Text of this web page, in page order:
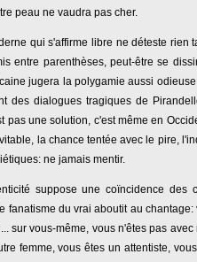
peau ne vaudra pas cher.
qui s'affirme libre ne déteste
entre parenthèses, peut-être se
jugera la polygamie aussi
des dialogues tragiques de
pas une solution, c'est même en
la chance tentée avec le pire,
ne jamais mentir.
suppose une coïncidence
fanatisme du vrai aboutit au
sur vous-même, vous n'êtes pas
femme, vous êtes un attentiste,